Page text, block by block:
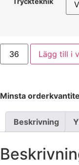
Lägg till i
Minsta
Beskrivning